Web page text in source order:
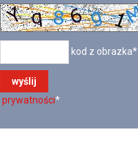
kod z obrazka*
*